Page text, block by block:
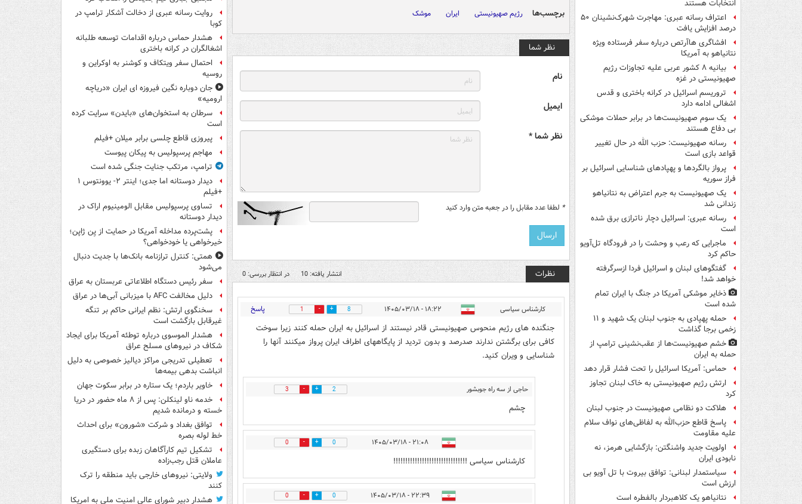
انتخابات هستند
اعتراف رسانه عبری: مهاجرت شهرک‌نشینان ۵۰
درصد افزایش یافت
افشاگری هاآرتص درباره سفر فرستاده ویژه
نتانیاهو به آمریکا
بیانیه ۸ کشور عربی علیه تجاوزات رژیم
صهیونیستی در غزه
تروریسم اسرائیل در کرانه باختری و قدس
اشغالی ادامه دارد
یک‌ سوم صهیونیست‌ها در برابر حملات موشکی
بی دفاع هستند
رسانه صهیونیست: حزب الله در حال تغییر
قواعد بازی است
پرواز بالگردها و پهپادهای شناسایی اسرائیل بر
فراز سوریه
یک صهیونیست به جرم اعتراض به نتانیاهو
زندانی شد
رسانه عبری: اسرائیل دچار ناترازی برق شده
است
ماجرایی که رعب و وحشت را در فرودگاه تل‌آویو
حاکم کرد
گفتگوهای لبنان و اسرائیل فردا ازسرگرفته
خواهد شد!
ذخایر موشکی آمریکا در جنگ با ایران تمام
شده است
حمله پهپادی به جنوب لبنان یک شهید و ۱۱
زخمی برجا گذاشت
خشم صهیونیست‌ها از عقب‌نشینی ترامپ از
حمله به ایران
حماس: آمریکا اسرائیل را تحت فشار قرار دهد
ارتش رژیم صهیونیستی به خاک لبنان تجاوز
کرد
هلاکت دو نظامی صهیونیست در جنوب لبنان
پاسخ قاطع حزب‌الله به لفاظی‌های نواف سلام
علیه مقاومت
اولویت جدید واشنگتن: بازگشایی هرمز، نه
نابودی ایران
سیاستمدار لبنانی: توافق بیروت با تل آویو بی
ارزش است
نتانیاهو یک کلاهبردار بالفطره است
برچسب‌ها رژیم صهیونیستی ایران موشک
نظر شما
نام
ایمیل
نظر شما *
* لطفا عدد مقابل را در جعبه متن وارد کنید
نظرات انتشار یافته: 10 در انتظار بررسی: 0
کارشناس سیاسی ۱۸:۲۲ - ۱۴۰۵/۰۳/۱۸ 8
1 پاسخ
جنگنده های رژیم منحوس صهیونیستی قادر نیستند از اسرائیل به ایران حمله کنند زیرا سوخت
کافی برای برگشتن ندارند صدرصد و بدون تردید از پایگاههای اطراف ایران پرواز میکنند آنها را
شناسایی و ویران کنید.
حاجی از سه راه جوبشور
2
3
چشم
۲۱:۰۸ - ۱۴۰۵/۰۳/۱۸ 0
0
کارشناس سیاسی !!!!!!!!!!!!!!!!!!!!!!!!!!!!!!!
۲۲:۳۹ - ۱۴۰۵/۰۳/۱۸ 0
0
روایت رسانه عبری از دخالت آشکار ترامپ در
کوبا
هشدار حماس درباره اقدامات توسعه طلبانه
اشغالگران در کرانه باختری
احتمال سفر ویتکاف و کوشنر به اوکراین و
روسیه
جان دوباره نگین فیروزه ای ایران «دریاچه
ارومیه»
سرطان به استخوان‌های «بایدن» سرایت کرده
است
پیروزی قاطع چلسی برابر میلان +فیلم
مهاجم پرسپولیس به پیکان پیوست
ترامپ، مرتکب جنایت جنگی شده است
دیدار دوستانه اما جدی؛ اینتر ۲- یوونتوس ۱
+فیلم
تساوی پرسپولیس مقابل الومینیوم اراک در
دیدار دوستانه
پشت‌پرده مداخله آمریکا در حمایت از یِن ژاپن؛
خیرخواهی یا خودخواهی؟
همتی: کنترل ترازنامه بانک‌ها با جدیت دنبال
می‌شود
سفر رئیس دستگاه اطلاعاتی عربستان به عراق
دلیل مخالفت AFC با میزبانی آبی‌ها در عراق
سخنگوی ارتش: نظم ایرانی حاکم بر تنگه
غیرقابل بازگشت است
هشدار الموسوی درباره توطئه آمریکا برای ایجاد
شکاف در نیروهای مسلح عراق
تعطیلی تدریجی مراکز دیالیز خصوصی به دلیل
انباشت بدهی بیمه‌ها
خاویر باردم؛ یک ستاره در برابر سکوت جهان
خدمه ناو لینکلن: پس از ۸ ماه حضور در دریا
خسته و درمانده‌ شدیم
توافق بغداد و شرکت «شورون» برای احداث
خط لوله بصره
تشکیل تیم کارآگاهان زبده برای دستگیری
عاملان قتل رجب‌زاده
ولایتی: نیروهای خارجی باید منطقه را ترک
کنند
هشدار دبیر شورای عالی امنیت ملی به امریکا